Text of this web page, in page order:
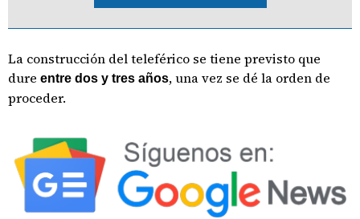
La construcción del teleférico se tiene previsto que
dure entre dos y tres años, una vez se dé la orden de
proceder.